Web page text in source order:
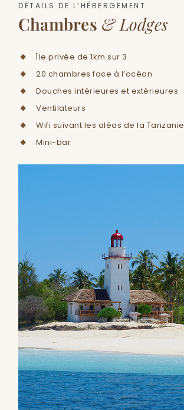
DÉTAILS DE L’HÉBERGEMENT
Chambres & Lodges
Île privée de 1km sur 3
20 chambres face à l’océan
Douches intérieures et extérieures
Ventilateurs
Wifi suivant les aléas de la Tanzanie
Mini-bar